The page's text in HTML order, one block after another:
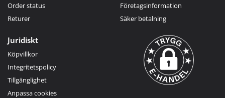
Order status
Returer
Företagsinformation
Säker betalning
Juridiskt
Köpvillkor
Integritetspolicy
Tillgänglighet
Anpassa cookies